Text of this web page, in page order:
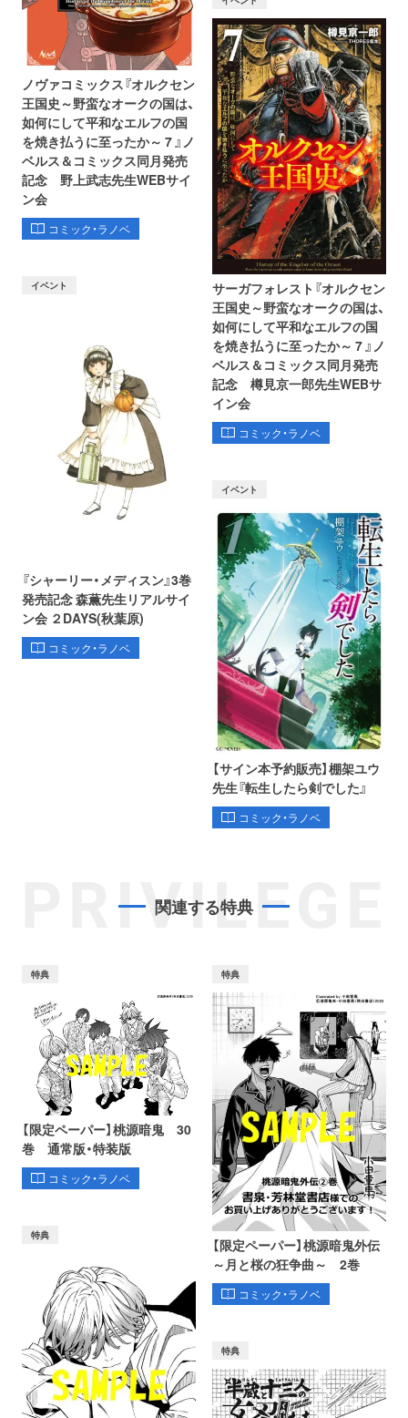
ノヴァコミックス『オルクセン
王国史～野蛮なオークの国は、
如何にして平和なエルフの国
を焼き払うに至ったか～ 7 』ノ
ベルス＆コミックス同月発売
記念 野上武志先生WEBサイ
ン会
コミック・ラノベ
サーガフォレスト『オルクセン
王国史～野蛮なオークの国は、
如何にして平和なエルフの国
を焼き払うに至ったか～ 7 』ノ
ベルス＆コミックス同月発売
記念 樽見京一郎先生WEBサ
イン会
コミック・ラノベ
イベント
『シャーリー・メディスン』3巻
発売記念 森薫先生リアルサイ
ン会 ２DAYS(秋葉原)
コミック・ラノベ
イベント
【サイン本予約販売】棚架ユウ
先生『転生したら剣でした』
コミック・ラノベ
PRIVILEGE
関連する特典
特典
【限定ペーパー】桃源暗鬼 30
巻 通常版・特装版
コミック・ラノベ
特典
【限定ペーパー】桃源暗鬼外伝
～月と桜の狂争曲～ 2巻
コミック・ラノベ
特典
特典